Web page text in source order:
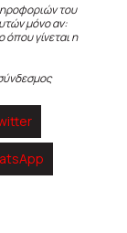
του
μόνο αν:
όπου γίνεται η